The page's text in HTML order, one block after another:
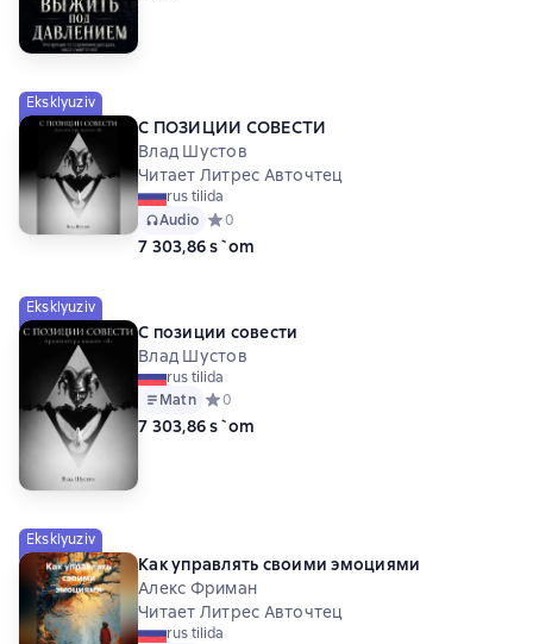
Eksklyuziv
С ПОЗИЦИИ СОВЕСТИ
Влад Шустов
Читает Литрес Авточтец
rus tilida
Audio Средний рейтинг 0 на основе 0 оценок
0
7 303,86 s`om
Eksklyuziv
С позиции совести
Влад Шустов
rus tilida
Matn Средний рейтинг 0 на основе 0 оценок
0
7 303,86 s`om
Eksklyuziv
Как управлять своими эмоциями
Алекс Фриман
Читает Литрес Авточтец
rus tilida